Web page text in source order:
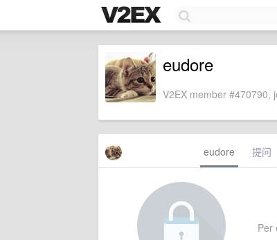
eudore
V2EX member #470790,
eudore 提问
Per